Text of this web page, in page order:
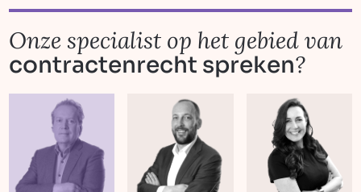
Onze specialist op het gebied van
contracten­­­­recht spreken?